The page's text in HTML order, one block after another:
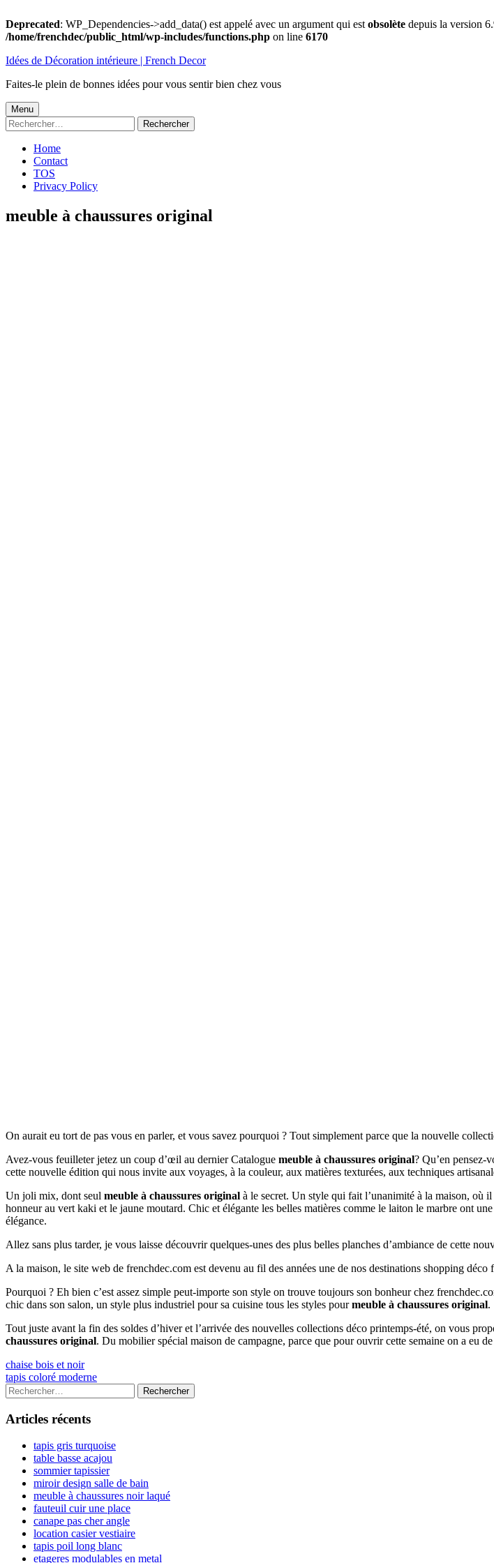
Deprecated: WP_Dependencies->add_data() est appelé avec un argument qui est obsolète depuis la version
/home/frenchdec/public_html/wp-includes/functions.php on line 6170
au
Idées de Décoration intérieure | French Decor
Faites-le plein de bonnes idées pour vous sentir bien chez vous
Menu
principal
Menu
Rechercher :
Home
Contact
TOS
Privacy Policy
meuble à chaussures original
On aurait eu tort de pas vous en parler, et vous savez pourquoi ? Tout simplement parce que la nouvelle
Avez-vous feuilleter jetez un coup d’œil au dernier Catalogue meuble à chaussures original? Qu’en pensez-
cette nouvelle édition qui nous invite aux voyages, à la couleur, aux matières texturées, aux techniques
Un joli mix, dont seul meuble à chaussures original à le secret. Un style qui fait l’unanimité à la maison, où
honneur au vert kaki et le jaune moutard. Chic et élégante les belles matières comme le laiton le marbre ont
élégance.
Allez sans plus tarder, je vous laisse découvrir quelques-unes des plus belles planches d’ambiance de cette
A la maison, le site web de frenchdec.com est devenu au fil des années une de nos destinations shopping déco
Pourquoi ? Eh bien c’est assez simple peut-importe son style on trouve toujours son bonheur chez
chic dans son salon, un style plus industriel pour sa cuisine tous les styles pourmeuble à chaussures original.
Tout juste avant la fin des soldes d’hiver et l’arrivée des nouvelles collections déco printemps-été, on vous
chaussures original. Du mobilier spécial maison de campagne, parce que pour ouvrir cette semaine on a eu
Navigation
de
l’article
Previous
article:
chaise bois et noir
Next
article:
tapis coloré moderne
Colonne
latérale
principale
Rechercher :
Articles récents
tapis gris turquoise
table basse acajou
sommier tapissier
miroir design salle de bain
meuble à chaussures noir laqué
fauteuil cuir une place
canape pas cher angle
location casier vestiaire
tapis poil long blanc
etageres modulables en metal